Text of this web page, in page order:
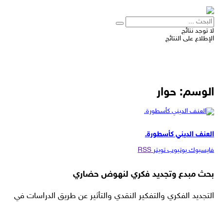
لا توجد نتائج
الإطلاع على النتائج
الوسم: حوار
العنف الديني كأسطورة.
فايسبوك يوتيوب تويتر RSS
بحث مبدع وتجديد فكري لنهوض حضاري
التجديد الفكري والتفكير النقدي والتأثير عن طريق الدراسات في